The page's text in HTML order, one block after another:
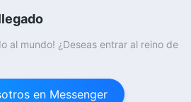
al mundo! ¿Deseas entrar al reino de
en Messenger